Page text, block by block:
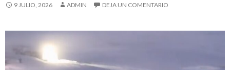
9 JULIO, 2026 ADMIN DEJA UN COMENTARIO